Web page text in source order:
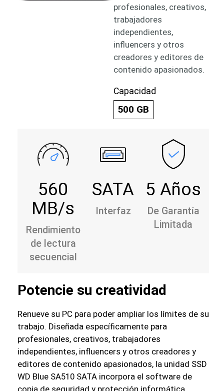
profesionales, creativos,
trabajadores
independientes,
influencers y otros
creadores y editores de
contenido apasionados.
Capacidad
500 GB
560
MB/s
Rendimiento
de lectura
secuencial
SATA
Interfaz
5 Años
De Garantía
Limitada
Potencie su creatividad
Renueve su PC para poder ampliar los límites de su
trabajo. Diseñada específicamente para
profesionales, creativos, trabajadores
independientes, influencers y otros creadores y
editores de contenido apasionados, la unidad SSD
WD Blue SA510 SATA incorpora el software de